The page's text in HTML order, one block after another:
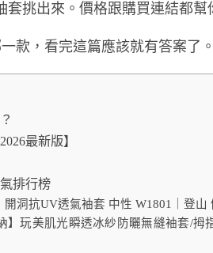
套挑出來。價格跟購買連結都幫
款，看完這篇應該就有答案了。
最新版】
排行榜
開洞抗UV透氣袖套 中性 W1801｜登
】玩美肌光瞬透冰紗防曬無縫袖套/